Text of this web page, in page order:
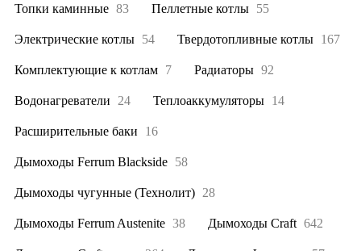
Топки каминные 83 Пеллетные котлы 55
Электрические котлы 54 Твердотопливные котлы 167
Комплектующие к котлам 7 Радиаторы 92
Водонагреватели 24 Теплоаккумуляторы 14
Расширительные баки 16
Дымоходы Ferrum Blackside 58
Дымоходы чугунные (Технолит) 28
Дымоходы Ferrum Austenite 38 Дымоходы Craft 642